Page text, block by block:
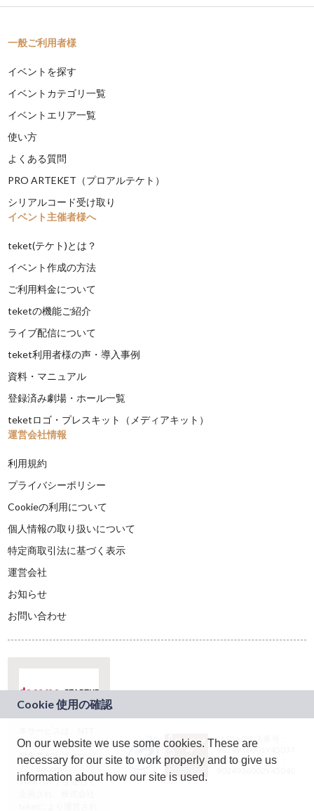
一般ご利用者様
イベントを探す
イベントカテゴリ一覧
イベントエリア一覧
使い方
よくある質問
PRO ARTEKET（プロアルテケト）
シリアルコード受け取り
イベント主催者様へ
teket(テケト)とは？
イベント作成の方法
ご利用料金について
teketの機能ご紹介
ライブ配信について
teket利用者様の声・導入事例
資料・マニュアル
登録済み劇場・ホール一覧
teketロゴ・プレスキット（メディアキット）
運営会社情報
利用規約
プライバシーポリシー
Cookieの利用について
個人情報の取り扱いについて
特定商取引法に基づく表示
運営会社
お知らせ
お問い合わせ
ドコモグループの新
規事業創出プログラ
ム「docomo
STARTUP」を通じて
JASRAC許諾番号：
9024936001Y45037
JASRAC許諾番号：
On our website we use some cookies. These are
necessary for our site to work properly and to give us
information about how our site is used.